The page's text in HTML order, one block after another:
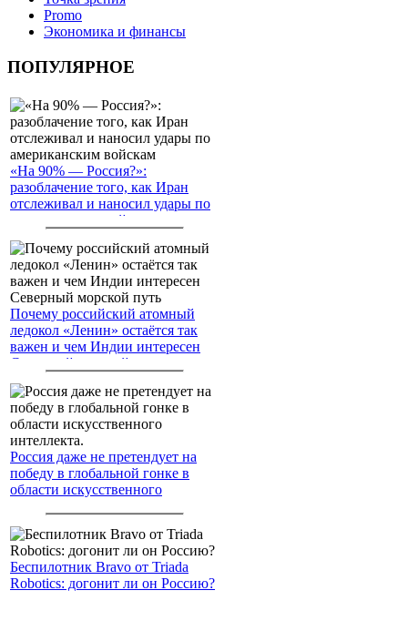
Promo
Экономика и финансы
ПОПУЛЯРНОЕ
«На 90% — Россия?»:
разоблачение того, как Иран
отслеживал и наносил удары по
американским войскам
Почему российский атомный
ледокол «Ленин» остаётся так
важен и чем Индии интересен
Северный морской путь
Россия даже не претендует на
победу в глобальной гонке в
области искусственного
Беспилотник Bravo от Triada
Robotics: догонит ли он Россию?